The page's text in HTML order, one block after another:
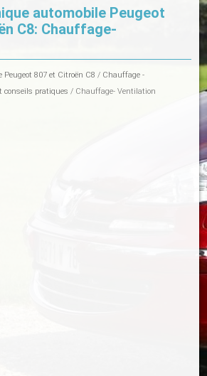
automobile Peugeot
C8: Chauffage-
Peugeot 807 et Citroën C8 / Chauffage -
conseils pratiques / Chauffage- Ventilation